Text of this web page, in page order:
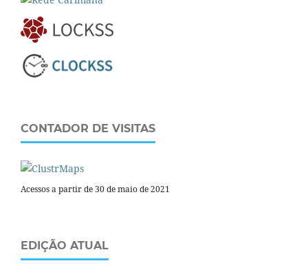
CONTADOR DE VISITAS
Acessos a partir de 30 de maio de 2021
EDIÇÃO ATUAL